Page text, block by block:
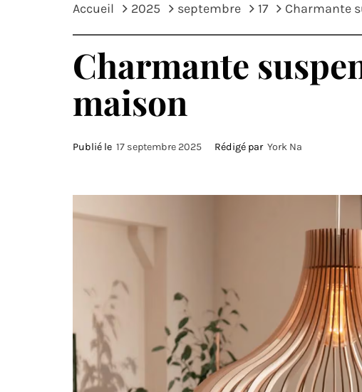
Accueil 2025 septembre 17 Charmante
Charmante
maison
Publié le 17 septembre 2025 Rédigé par York Na